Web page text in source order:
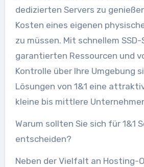
dedizierten Servers zu
Kosten eines eigenen
zu müssen. Mit schnellem SSD-
garantierten Ressourcen und
Kontrolle über Ihre Umgebung
Lösungen von 1&1 eine
kleine bis mittlere
Warum sollten Sie sich für 1&1
entscheiden?
Neben der Vielfalt an Hosting-